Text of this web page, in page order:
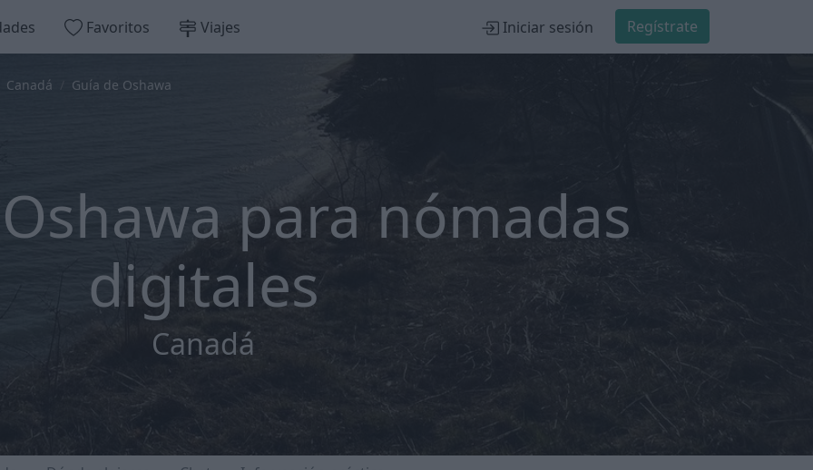
Favoritos Viajes Iniciar sesión Regístrate
Canadá Guía de Oshawa
para nómadas
digitales
Canadá